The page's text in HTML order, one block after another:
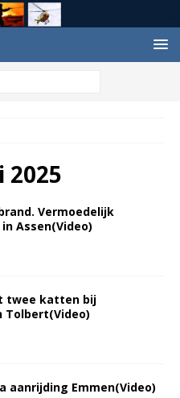
2025
Vermoedelijk
Assen(Video)
twee katten bij
Tolbert(Video)
aanrijding Emmen(Video)